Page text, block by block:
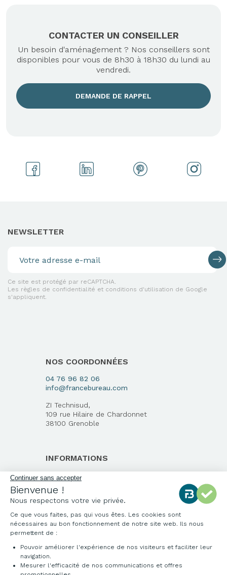
Continuer sans accepter
Bienvenue !
Nous respectons votre vie privée.
Ce que vous faites, pas qui vous êtes. Les cookies sont
nécessaires au bon fonctionnement de notre site web. Ils nous
permettent de :
Pouvoir améliorer l'expérience de nos visiteurs et faciliter leur
navigation.
Mesurer l'efficacité de nos communications et offres
CONTACTER UN CONSEILLER
Un besoin d'aménagement ? Nos conseillers sont
disponibles pour vous de 8h30 à 18h30 du lundi au
vendredi.
DEMANDE DE RAPPEL
NEWSLETTER
Ce site est protégé par reCAPTCHA.
Les règles de confidentialité et conditions d'utilisation de Google
s'appliquent.
NOS COORDONNÉES
04 76 96 82 06
info@francebureau.com
ZI Technisud,
109 rue Hilaire de Chardonnet
38100 Grenoble
INFORMATIONS
Qui sommes-nous ?
Notre charte qualité
Environnement
Origine des produits
Livraison et installation